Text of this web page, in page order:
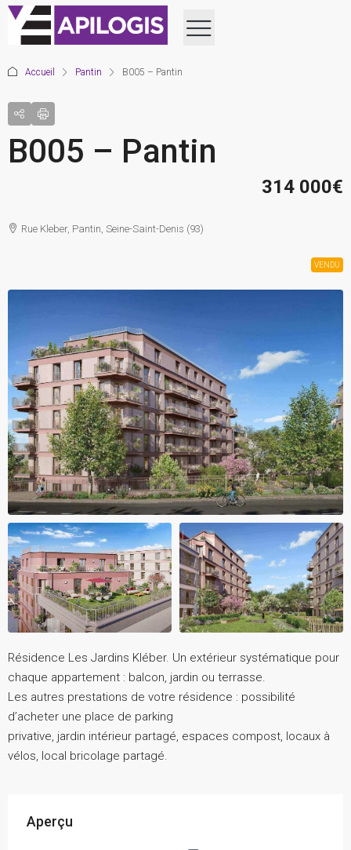
Accueil Pantin B005 – Pantin
B005 – Pantin
314 000€
Rue Kleber, Pantin, Seine-Saint-Denis (93)
VENDU
Résidence Les Jardins Kléber. Un extérieur systématique pour
chaque appartement : balcon, jardin ou terrasse.
Les autres prestations de votre résidence : possibilité
d’acheter une place de parking
privative, jardin intérieur partagé, espaces compost, locaux à
vélos, local bricolage partagé.
Aperçu